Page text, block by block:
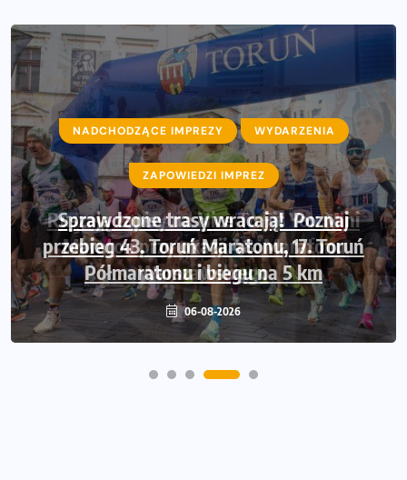
NADCHODZĄCE IMPREZY WYDARZENIA
ZAPOWIEDZI IMPREZ
Sprawdzone trasy wracają! Poznaj
przebieg 43. Toruń Maratonu, 17. Toruń
Półmaratonu i biegu na 5 km
06-08-2026